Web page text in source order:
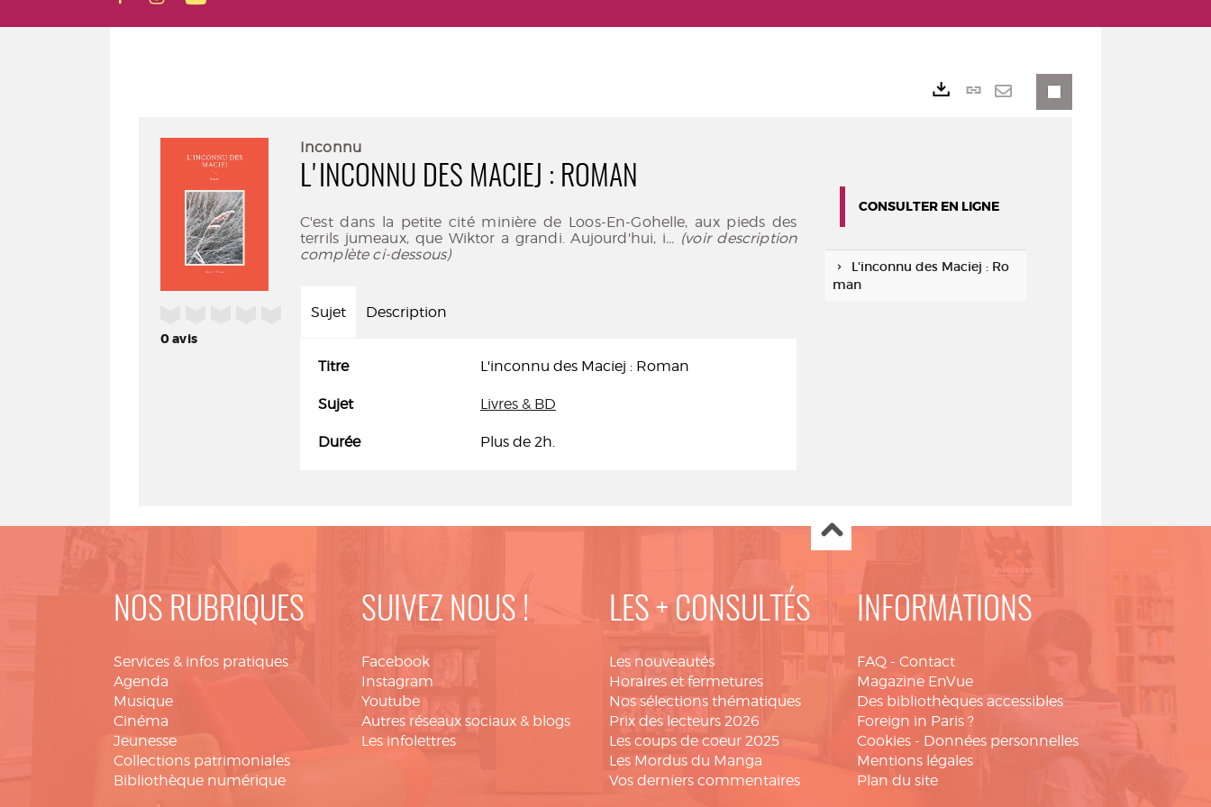
0avis
Inconnu
L'INCONNU DES MACIEJ : ROMAN
C'est dans la petite cité minière de Loos-En-Gohelle, aux pieds des
terrils jumeaux, que Wiktor a grandi. Aujourd'hui, i... (voir description
complète ci-dessous)
Sujet Description
Titre L'inconnu des Maciej : Roman
Sujet Livres & BD
Durée Plus de 2h.
Lien
CONSULTER EN LIGNE
L'inconnu des Maciej : Ro
man
NOS RUBRIQUES
Services & infos pratiques
Agenda
Musique
Cinéma
Jeunesse
Collections patrimoniales
Bibliothèque numérique
SUIVEZ NOUS !
Facebook
Instagram
Youtube
Autres réseaux sociaux & blogs
Les infolettres
LES + CONSULTÉS
Les nouveautés
Horaires et fermetures
Nos sélections thématiques
Prix des lecteurs 2026
Les coups de coeur 2025
Les Mordus du Manga
Vos derniers commentaires
INFORMATIONS
FAQ - Contact
Magazine EnVue
Des bibliothèques accessibles
Foreign in Paris ?
Cookies - Données personnelles
Mentions légales
Plan du site